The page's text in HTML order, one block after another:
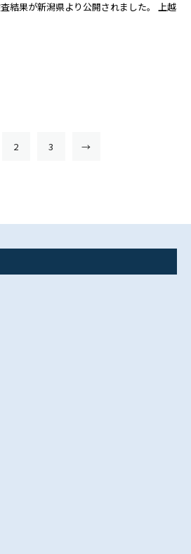
結果が新潟県より公開されました。 上越
2 3 →